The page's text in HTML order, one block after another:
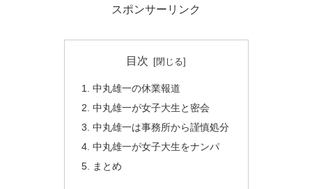
スポンサーリンク
目次
中丸雄一の休業報道
中丸雄一が女子大生と密会
中丸雄一は事務所から謹慎処分
中丸雄一が女子大生をナンパ
まとめ